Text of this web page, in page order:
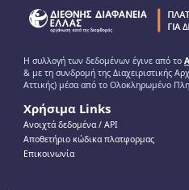
Η συλλογή των δεδομένων έγινε από το
& με τη συνδρομή της Διαχειριστικής
Αττικής) μέσα από το Ολοκληρωμένο
Χρήσιμα Links
Ανοιχτά δεδομένα / ΑPI
Αποθετήριο κώδικα πλατφορμας
Επικοινωνία